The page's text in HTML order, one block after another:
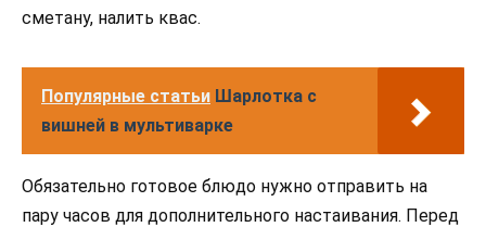
сметану, налить квас.
Популярные статьи Шарлотка с
вишней в мультиварке
Обязательно готовое блюдо нужно отправить на
пару часов для дополнительного настаивания. Перед